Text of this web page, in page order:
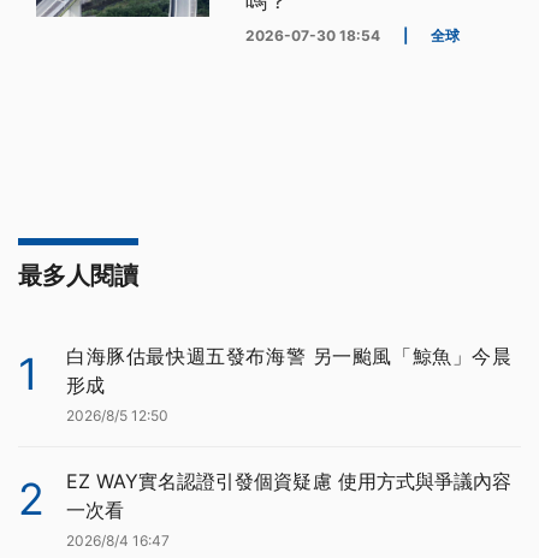
2026-07-30 18:54 全球
最多人閱讀
1
白海豚估最快週五發布海警 另一颱風「鯨魚」今晨
形成
2026/8/5 12:50
2
EZ WAY實名認證引發個資疑慮 使用方式與爭議內容
一次看
2026/8/4 16:47